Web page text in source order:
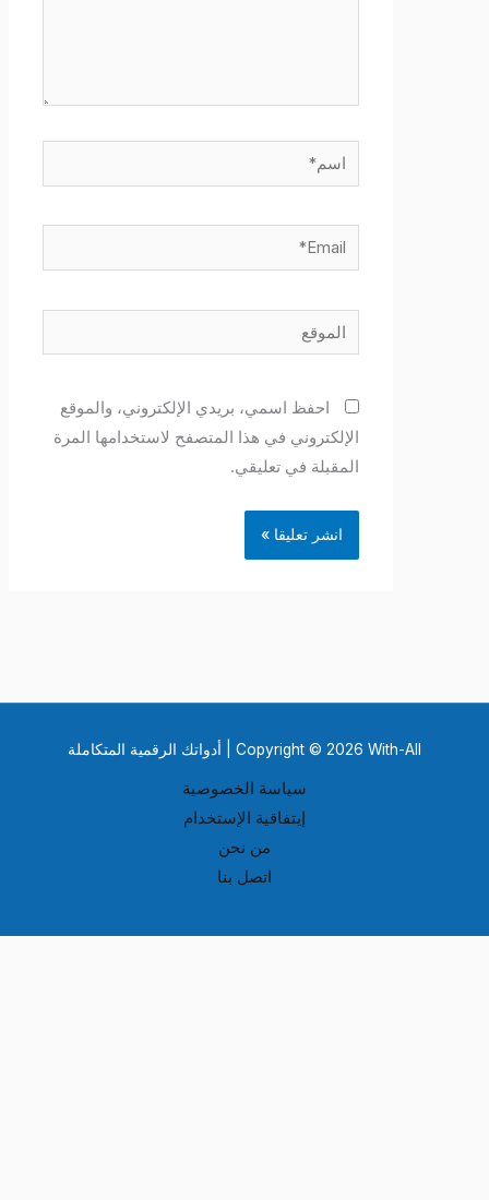
احفظ اسمي، بريدي الإلكتروني، والموقع
الإلكتروني في هذا المتصفح لاستخدامها المرة
المقبلة في تعليقي.
Copyright © 2026 With-All | أدواتك الرقمية المتكاملة
سياسة الخصوصية
إيتفاقية الإستخدام
من نحن
اتصل بنا